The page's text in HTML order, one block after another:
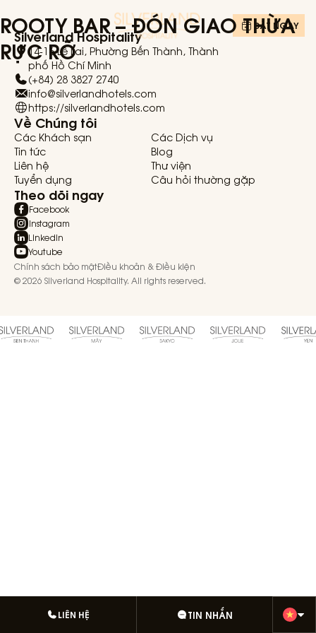
ĐẶT NGAY
ĐỒNG Ý
ROOTY BAR – ĐÓN GIAO THỪA
RỰC RỠ
Silverland Hospitality
14-16 Lê Lai, Phường Bến Thành, Thành
phố Hồ Chí Minh
(+84) 28 3827 2740
info@silverlandhotels.com
https://silverlandhotels.com
Về Chúng tôi
Các Khách sạn
Các Dịch vụ
Tin tức
Blog
Liên hệ
Thư viện
Tuyển dụng
Câu hỏi thường gặp
Theo dõi ngay
Facebook
Instagram
Linkedin
Youtube
Chính sách bảo mậtĐiều khoản & Điều kiện
© 2026 Silverland Hospitality. All rights reserved.
LIÊN HỆ TIN NHẮN